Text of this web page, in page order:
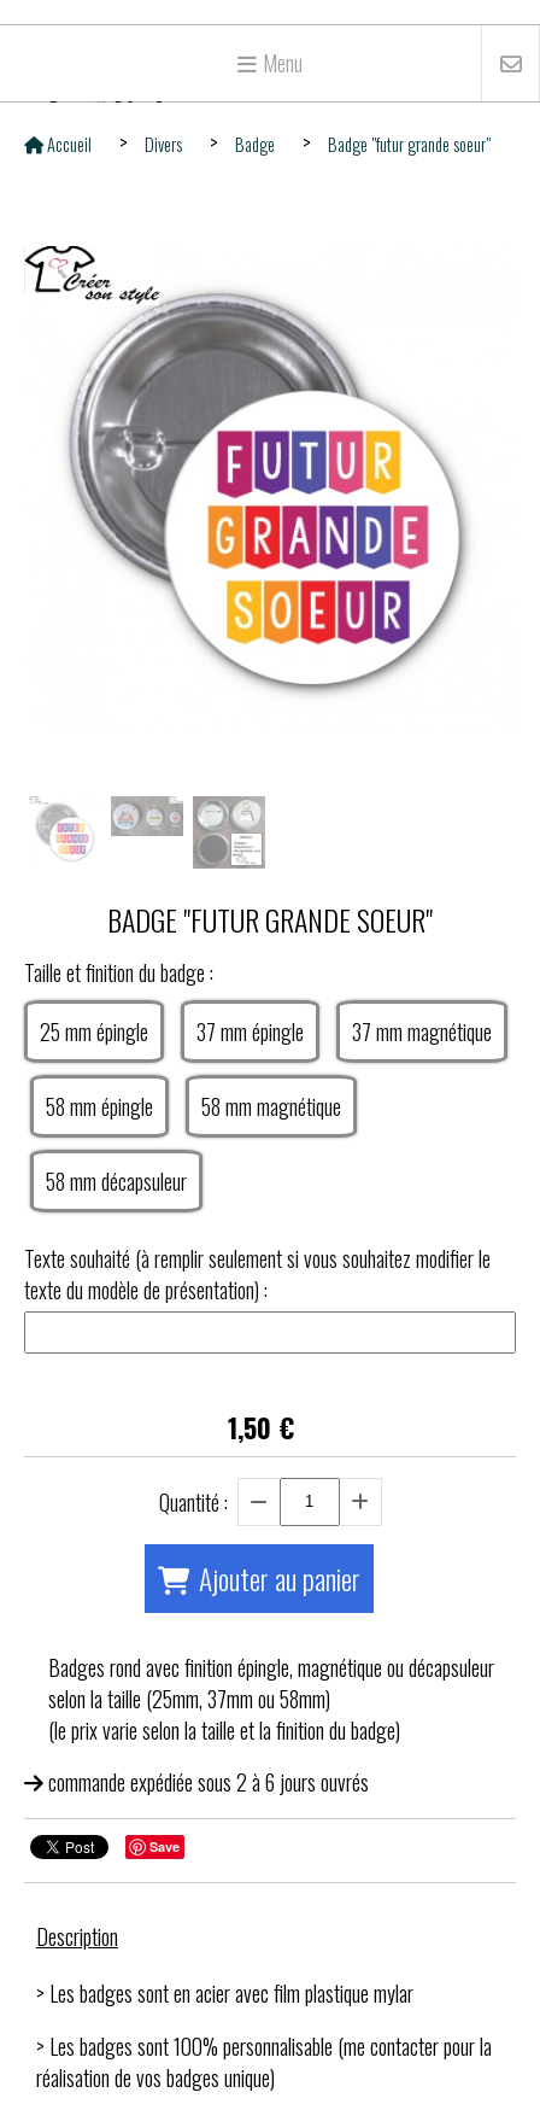
Menu
Accueil Divers Badge Badge "futur grande soeur"
BADGE "FUTUR GRANDE SOEUR"
Taille et finition du badge :
25 mm épingle
37 mm épingle 37 mm magnétique
58 mm épingle 58 mm magnétique
58 mm décapsuleur
Texte souhaité (à remplir seulement si vous souhaitez modifier le
texte du modèle de présentation) :
1,50 €
Quantité :
Ajouter au panier
Badges rond avec finition épingle, magnétique ou décapsuleur
selon la taille (25mm, 37mm ou 58mm)
(le prix varie selon la taille et la finition du badge)
commande expédiée sous 2 à 6 jours ouvrés
Save
Description
> Les badges sont en acier avec film plastique mylar
> Les badges sont 100% personnalisable (me contacter pour la
réalisation de vos badges unique)